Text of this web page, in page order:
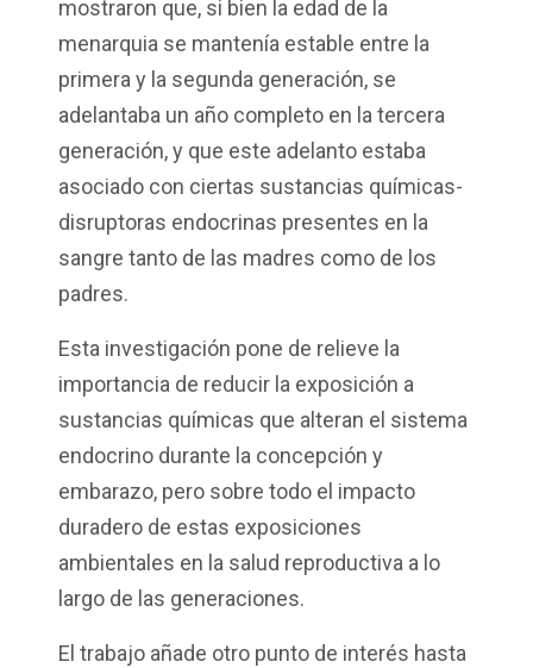
mostraron que, si bien la edad de la
menarquia se mantenía estable entre la
primera y la segunda generación, se
adelantaba un año completo en la tercera
generación, y que este adelanto estaba
asociado con ciertas sustancias químicas-
disruptoras endocrinas presentes en la
sangre tanto de las madres como de los
padres.
Esta investigación pone de relieve la
importancia de reducir la exposición a
sustancias químicas que alteran el sistema
endocrino durante la concepción y
embarazo, pero sobre todo el impacto
duradero de estas exposiciones
ambientales en la salud reproductiva a lo
largo de las generaciones.
El trabajo añade otro punto de interés hasta